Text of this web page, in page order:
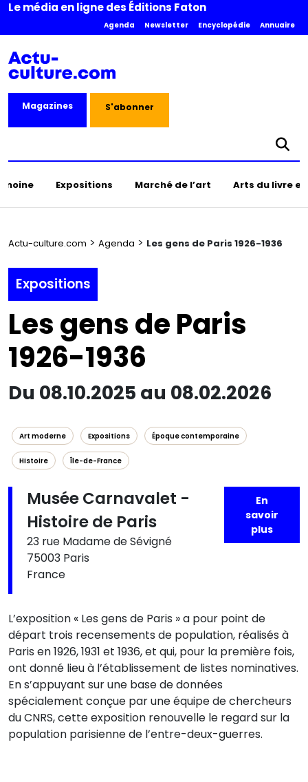
Le média en ligne des Éditions Faton
Agenda Newsletter Encyclopédie Annuaire
Magazines S'abonner
Expositions Marché de l’art Arts du livre
Actu-culture.com > Agenda > Les gens de Paris 1926-1936
Expositions
Les gens de Paris
1926-1936
Du 08.10.2025 au 08.02.2026
Art moderne Expositions Époque contemporaine
Histoire Île-de-France
Musée Carnavalet -
Histoire de Paris
23 rue Madame de Sévigné
75003 Paris
France
En
savoir
plus
L’exposition « Les gens de Paris » a pour point de
départ trois recensements de population, réalisés à
Paris en 1926, 1931 et 1936, et qui, pour la première fois,
ont donné lieu à l’établissement de listes nominatives.
En s’appuyant sur une base de données
spécialement conçue par une équipe de chercheurs
du CNRS, cette exposition renouvelle le regard sur la
population parisienne de l’entre-deux-guerres.